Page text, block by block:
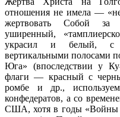
отношения не имела —
жертвовать Собой за
уширенный,
украсил и белый, с
вертикальными полосами
Юга» (впоследствии у
флаги — красный с
ромбе и др.,
конфедератов, а со
США, хотя в годы «Войны